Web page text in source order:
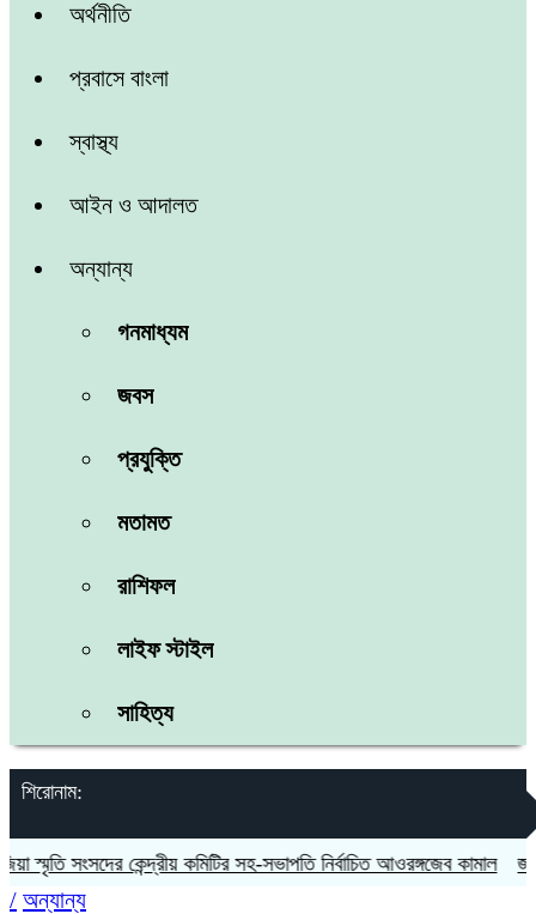
অর্থনীতি
প্রবাসে বাংলা
স্বাস্থ্য
আইন ও আদালত
অন্যান্য
গনমাধ্যম
জবস
প্রযুক্তি
মতামত
রাশিফল
লাইফ স্টাইল
সাহিত্য
শিরোনাম:
সংসদের কেন্দ্রীয় কমিটির সহ-সভাপতি নির্বাচিত আওরঙ্গজেব কামাল
/ অন্যান্য